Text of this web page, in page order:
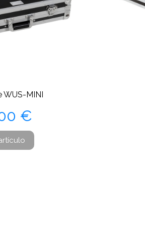
WUS-MINI
€